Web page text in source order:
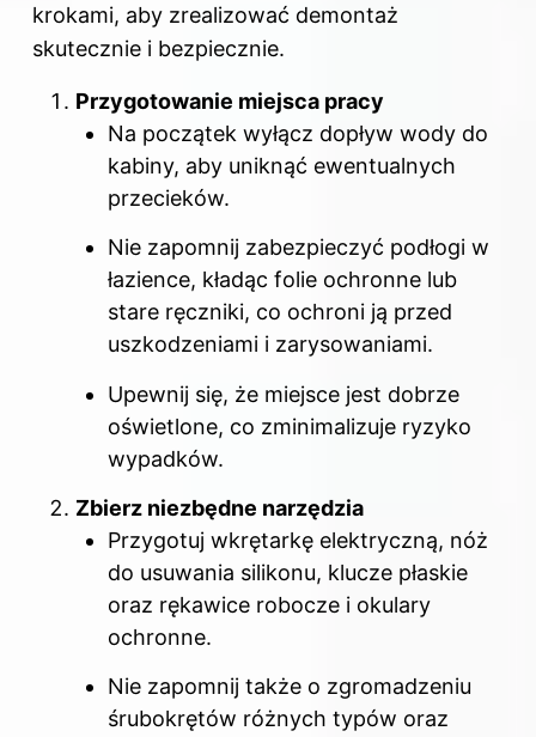
krokami, aby zrealizować demontaż
skutecznie i bezpiecznie.
Przygotowanie miejsca pracy
Na początek wyłącz dopływ wody do
kabiny, aby uniknąć ewentualnych
przecieków.
Nie zapomnij zabezpieczyć podłogi w
łazience, kładąc folie ochronne lub
stare ręczniki, co ochroni ją przed
uszkodzeniami i zarysowaniami.
Upewnij się, że miejsce jest dobrze
oświetlone, co zminimalizuje ryzyko
wypadków.
Zbierz niezbędne narzędzia
Przygotuj wkrętarkę elektryczną, nóż
do usuwania silikonu, klucze płaskie
oraz rękawice robocze i okulary
ochronne.
Nie zapomnij także o zgromadzeniu
śrubokrętów różnych typów oraz